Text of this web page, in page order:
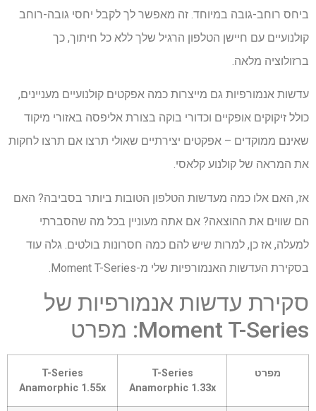
ביחס רוחב-גובה במיוחד. זה מאפשר לך לקבל יחסי גובה-רוחב
קולנועיים עם חיישן הטלפון הרגיל שלך ללא כל חיתוך, כך
ברזולוציה מלאה.
עדשות אנמורפיות גם מייצרות כמה אפקטים קולנועיים מעניינים,
כולל זיקוקים אופקיים וכדורי בוקה בצורת אליפסה באזורי מיקוד
שאינם ממוקדים – אפקטים יצירתיים שאולי תרצו אם תרצו לחקות
את המראה של קולנוע קלאסי.
אז, האם אלו כמה מעדשות הטלפון הטובות ביותר בסביבה? האם
הם שווים את ההוצאה? אם אתה מעוניין בכל מה שהסברתי
למעלה, אז כן, למרות שיש להם כמה חסרונות בולטים. גלה עוד
בסקירת העדשות האנמורפיות שלי מ-Moment T-Series.
סקירת עדשות אנמורפיות של
Moment T-Series: מפרט
מפרט
T-Series
Anamorphic 1.33x
T-Series
Anamorphic 1.55x